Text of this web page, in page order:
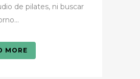
de pilates, ni buscar
MORE